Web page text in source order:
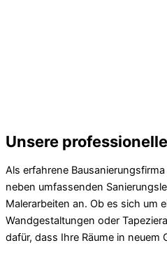
Unsere
Als erfahrene
neben umfassenden
Malerarbeiten an. Ob es sich um
Wandgestaltungen oder
dafür, dass Ihre Räume in neuem